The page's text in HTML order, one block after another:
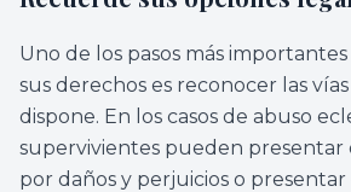
Uno de los pasos más
sus derechos es reconocer las
dispone. En los casos de abuso
supervivientes pueden presentar
por daños y perjuicios o